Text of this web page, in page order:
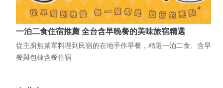
一泊二食住宿推薦 全台含早晚餐的美味旅宿精選
從主廚無菜單料理到民宿的在地手作早餐，精選一泊二食、含早
餐與包棟含餐住宿